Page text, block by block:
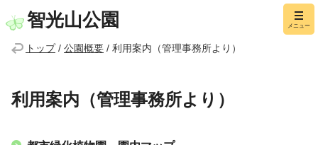
智光山公園 メニュー
トップ/ 公園概要 / 利用案内（管理事務所より）
利用案内（管理事務所より）